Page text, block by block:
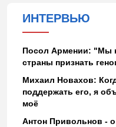
ИНТЕРВЬЮ
Посол Армении: "Мы
страны признать
Михаил Новахов:
поддержать его, я
моё
Антон Привольнов - о